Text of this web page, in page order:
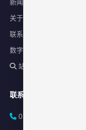
新闻中心
关于星泽
联系我们
数字化平台
站内搜索
联系方式
0731-84010225